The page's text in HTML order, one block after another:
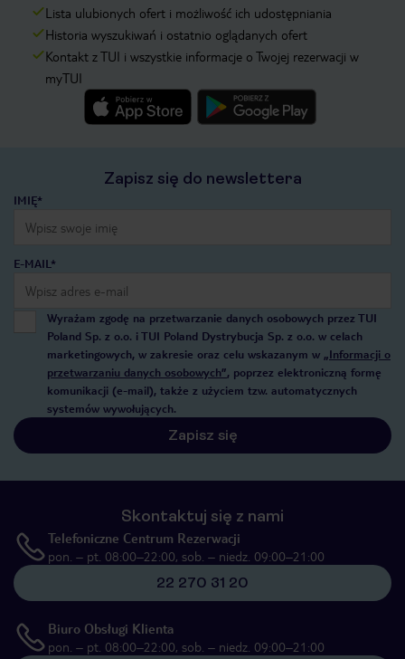
Lista ulubionych ofert i możliwość ich udostępniania
Historia wyszukiwań i ostatnio oglądanych ofert
Kontakt z TUI i wszystkie informacje o Twojej rezerwacji w
myTUI
Zapisz się do newslettera
IMIĘ*
E-MAIL*
Wyrażam zgodę na przetwarzanie danych osobowych przez TUI
Poland Sp. z o.o. i TUI Poland Dystrybucja Sp. z o.o. w celach
marketingowych, w zakresie oraz celu wskazanym w „Informacji o
przetwarzaniu danych osobowych”, poprzez elektroniczną formę
komunikacji (e-mail), także z użyciem tzw. automatycznych
systemów wywołujących.
Zapisz się
Skontaktuj się z nami
Telefoniczne Centrum Rezerwacji
pon. – pt. 08:00–22:00, sob. – niedz. 09:00–21:00
22 270 31 20
Biuro Obsługi Klienta
pon. – pt. 08:00–22:00, sob. – niedz. 09:00–21:00